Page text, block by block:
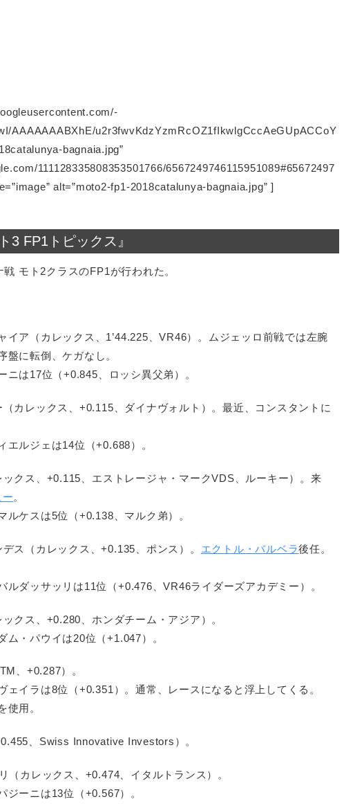
AAAAAAABXhE/u2r3fwvKdzYzmRcOZ1fIkwlgCccAeGUpACCoY
bagnaia.jpg”
111128335808353501766/6567249746115951089#65672497
alt=”moto2-fp1-2018catalunya-bagnaia.jpg” ]
3 FP1トピックス』
モト2クラスのFP1が行われた。
ア（カレックス、1’44.225、VR46）。ムジェッロ前戦では左腕
盤に転倒、ケガなし。
ニは17位（+0.845、ロッシ異父弟）。
カレックス、+0.115、ダイナヴォルト）。最近、コンスタントに
エルジェは14位（+0.688）。
クス、+0.115、エストレージャ・マークVDS、ルーキー）。来
。
ルケスは5位（+0.138、マルク弟）。
ス（カレックス、+0.135、ポンス）。 エクトル・バルベラ後任。
ルダッサッリは11位（+0.476、VR46ライダーズアカデミー）。
クス、+0.280、ホンダチーム・アジア）。
ム・パウイは20位（+1.047）。
、+0.287）。
ェイラは8位（+0.351）。通常、レースになると浮上してくる。
使用。
、Swiss Innovative Investors）。
カレックス、+0.474、イタルトランス）。
ジーニは13位（+0.567）。